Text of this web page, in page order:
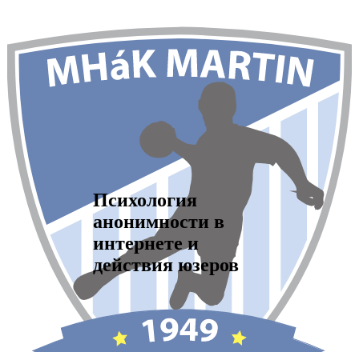
Психология
анонимности в
интернете и
действия юзеров